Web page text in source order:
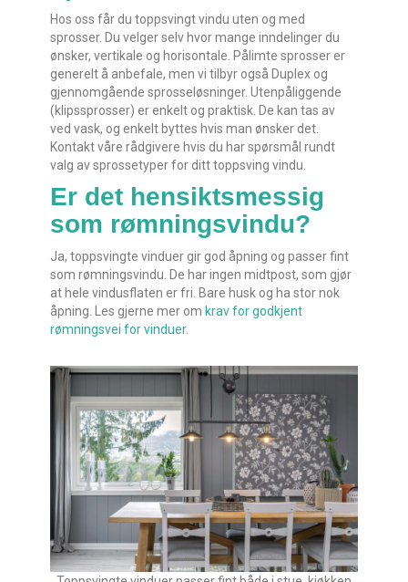
Hos oss får du toppsvingt vindu uten og med
sprosser. Du velger selv hvor mange inndelinger du
ønsker, vertikale og horisontale. Pålimte sprosser er
generelt å anbefale, men vi tilbyr også Duplex og
gjennomgående sprosseløsninger. Utenpåliggende
(klipssprosser) er enkelt og praktisk. De kan tas av
ved vask, og enkelt byttes hvis man ønsker det.
Kontakt våre rådgivere hvis du har spørsmål rundt
valg av sprossetyper for ditt toppsving vindu.
Er det hensiktsmessig
som rømningsvindu?
Ja, toppsvingte vinduer gir god åpning og passer fint
som rømningsvindu. De har ingen midtpost, som gjør
at hele vindusflaten er fri. Bare husk og ha stor nok
åpning. Les gjerne mer om krav for godkjent
rømningsvei for vinduer.